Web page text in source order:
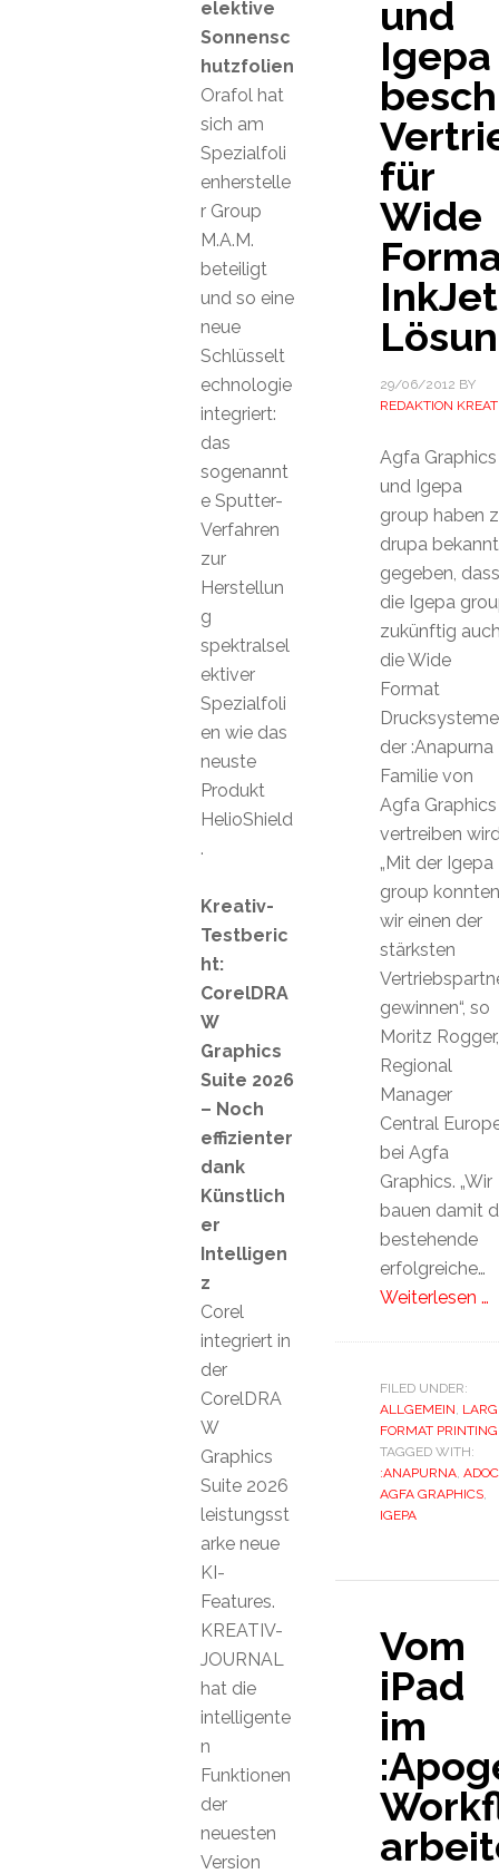
und
Igepa
für
Wide
InkJet
29/06/2012 BY
REDAKTION
Agfa Graphics
und Igepa
group haben
drupa bekannt
gegeben, dass
die Igepa
zukünftig
die Wide
Format
Drucksysteme
der :Anapurna
Familie von
Agfa Graphics
vertreiben
„Mit der Igepa
group konnten
wir einen der
stärksten
gewinnen“, so
Moritz Rogger,
Regional
Manager
Central
bei Agfa
Graphics. „Wir
bauen damit
bestehende
erfolgreiche…
Weiterlesen …
FILED UNDER:
ALLGEMEIN,
FORMAT PRINTING
TAGGED WITH:
:ANAPURNA, ADOC
AGFA GRAPHICS,
IGEPA
Vom
iPad
im
elektive
Sonnensc
hutzfolien
Orafol hat
sich am
Spezialfoli
enherstelle
r Group
M.A.M.
beteiligt
und so eine
neue
Schlüsselt
echnologie
integriert:
das
sogenannt
e Sputter-
Verfahren
zur
Herstellun
g
spektralsel
ektiver
Spezialfoli
en wie das
neuste
Produkt
HelioShield
.
Kreativ-
Testberic
ht:
CorelDRA
W
Graphics
Suite 2026
– Noch
effizienter
dank
Künstlich
er
Intelligen
z
Corel
integriert in
der
CorelDRA
W
Graphics
Suite 2026
leistungsst
arke neue
KI-
Features.
KREATIV-
JOURNAL
hat die
intelligente
n
Funktionen
der
neuesten
Version